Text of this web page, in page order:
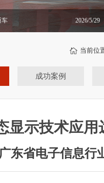
2026/5/29
车
当前位
成功案例
显示技术应
东省电子信息行